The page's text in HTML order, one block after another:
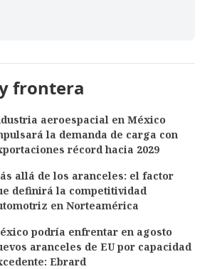
frontera
aeroespacial en México
la demanda de carga con
récord hacia 2029
allá de los aranceles: el factor
definirá la competitividad
en Norteamérica
podría enfrentar en agosto
aranceles de EU por capacidad
Ebrard